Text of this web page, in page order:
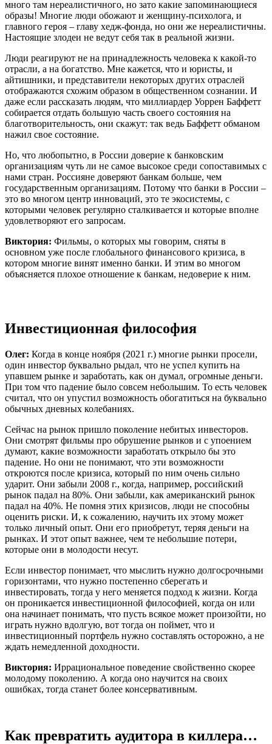
много там нереалистичного, но зато какие запоминающиеся
образы! Многие люди обожают и женщину-психолога, и
главного героя – главу хедж-фонда, но они же нереалистичны.
Настоящие злодеи не ведут себя так в реальной жизни.
Люди реагируют не на принадлежность человека к какой-то
отрасли, а на богатство. Мне кажется, что и юристы, и
айтишники, и представители некоторых других отраслей
отображаются схожим образом в общественном сознании. И
даже если рассказать людям, что миллиардер Уоррен Баффетт
собирается отдать большую часть своего состояния на
благотворительность, они скажут: так ведь Баффетт обманом
нажил свое состояние.
Но, что любопытно, в России доверие к банковским
организациям чуть ли не самое высокое среди сопоставимых с
нами стран. Россияне доверяют банкам больше, чем
государственным организациям. Потому что банки в России –
это во многом центр инноваций, это те экосистемы, с
которыми человек регулярно сталкивается и которые вполне
удовлетворяют его запросам.
Виктория: Фильмы, о которых мы говорим, сняты в
основном уже после глобального финансового кризиса, в
котором многие винят именно банки. И этим во многом
объясняется плохое отношение к банкам, недоверие к ним.
Инвестиционная философия
Олег: Когда в конце ноября (2021 г.) многие рынки просели,
один инвестор буквально рыдал, что не успел купить на
упавшем рынке и заработать, как он думал, огромные деньги.
При том что падение было совсем небольшим. То есть человек
считал, что он упустил возможность обогатиться на буквально
обычных дневных колебаниях.
Сейчас на рынок пришло поколение небитых инвесторов.
Они смотрят фильмы про обрушение рынков и с упоением
думают, какие возможности заработать открыло бы это
падение. Но они не понимают, что эти возможности
откроются после кризиса, который по ним очень сильно
ударит. Они забыли 2008 г., когда, например, российский
рынок падал на 80%. Они забыли, как американский рынок
падал на 40%. Не помня этих кризисов, люди не способны
оценить риски. И, к сожалению, научить их этому может
только личный опыт. Они его приобретут, теряя деньги на
рынках. И этот опыт важнее, чем те небольшие потери,
которые они в молодости несут.
Если инвестор понимает, что мыслить нужно долгосрочными
горизонтами, что нужно постепенно сберегать и
инвестировать, тогда у него меняется подход к жизни. Когда
он проникается инвестиционной философией, когда он или
она начинает понимать, что пусть всякое может произойти, но
играть нужно вдолгую, вот тогда он поймет, что и
инвестиционный портфель нужно составлять осторожно, а не
ждать немедленной доходности.
Виктория: Иррациональное поведение свойственно скорее
молодому поколению. А когда оно научится на своих
ошибках, тогда станет более консервативным.
Как превратить аудитора в киллера…